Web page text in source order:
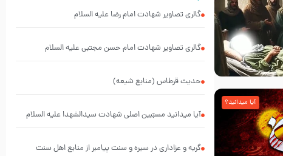
آیا میدانید؟
گالری تصاویر شهادت امام رضا علیه السلام
گالری تصاویر شهادت امام حسن مجتبی علیه السلام
حدیث قرطاس (منابع شیعه)
آیا میدانید مسبّبین اصلی شهادت سیدالشهدا علیه ‌السلام
گریه و عزاداری در سیره و سنت پیامبر از منابع اهل سنت